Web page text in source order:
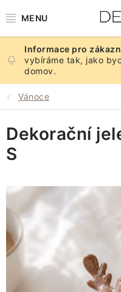
na
NOVINKY
PODZIM
KUCHYNĚ A STOLOVÁNÍ
KOUPELNA
ZNAČKY
VÁNOCE
vybíráme tak, jako
domov.
Vánoce
Dekorační
S